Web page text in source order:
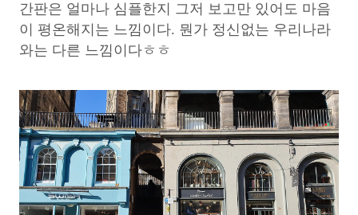
간판은 얼마나 심플한지 그저 보고만 있어도 마음
이 평온해지는 느낌이다. 뭔가 정신없는 우리나라
와는 다른 느낌이다ㅎㅎ